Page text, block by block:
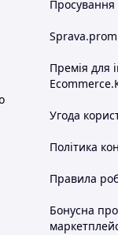
Просування
Премія для
Угода
Політика
Правила
Бонусна